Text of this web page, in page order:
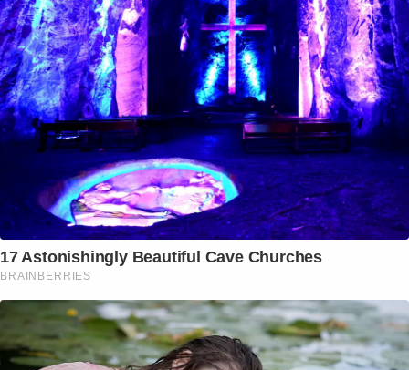
17 Astonishingly Beautiful Cave Churches
BRAINBERRIES